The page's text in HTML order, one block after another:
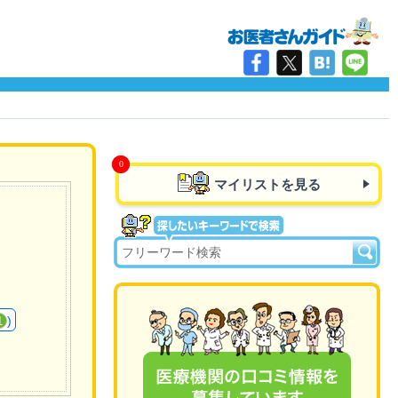
)
マイリストを見る